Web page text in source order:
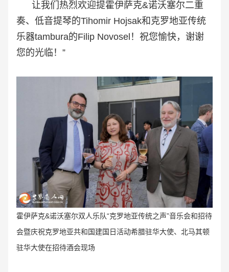
让我们热烈欢迎提霍伊萨克&诺沃塞尔二重
奏、低音提琴的Tihomir Hojsak和克罗地亚传统
乐器tambura的Filip Novosel！祝您愉快，谢谢
您的光临！”
霍伊萨克&诺沃塞尔双人乐队“克罗地亚传统之声”音乐会和招待
会暨庆祝克罗地亚共和国建国日活动希腊驻华大使、北马其顿
驻华大使在招待酒会现场